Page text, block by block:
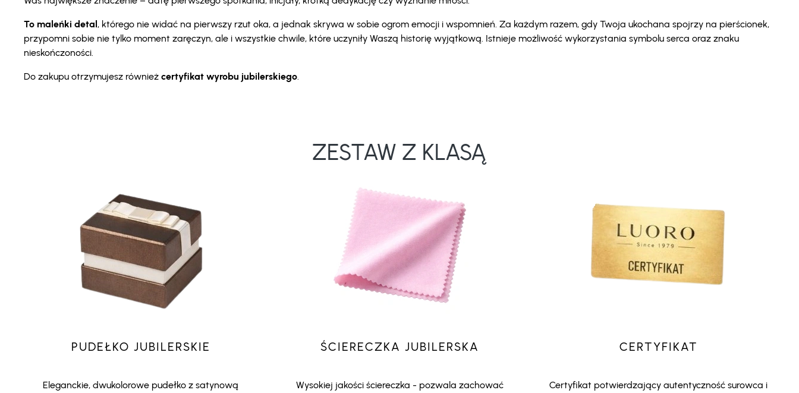
To maleńki detal, którego nie widać na pierwszy rzut oka, a jednak skrywa w sobie ogrom emocji i wspomnień. Za każdym razem, gdy Twoja ukochana spojrzy na pierścionek,
przypomni sobie nie tylko moment zaręczyn, ale i wszystkie chwile, które uczyniły Waszą historię wyjątkową. Istnieje możliwość wykorzystania symbolu serca oraz znaku
nieskończoności.
Do zakupu otrzymujesz również certyfikat wyrobu jubilerskiego.
ZESTAW Z KLASĄ
PUDEŁKO JUBILERSKIE
Eleganckie, dwukolorowe pudełko z satynową
ŚCIERECZKA JUBILERSKA
Wysokiej jakości ściereczka - pozwala zachować
CERTYFIKAT
Certyfikat potwierdzający autentyczność surowca i